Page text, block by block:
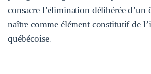
consacre l’élimination délibérée d’un
naître comme élément constitutif de
québécoise.